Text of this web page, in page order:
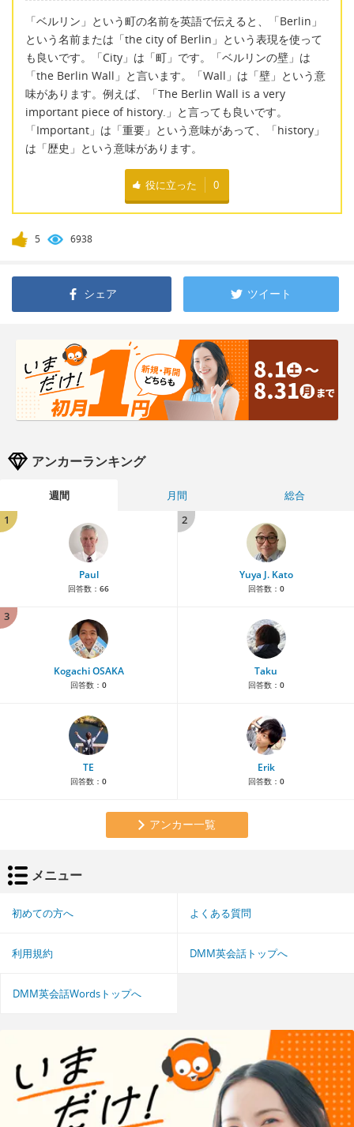
「ベルリン」という町の名前を英語で伝えると、「Berlin」
という名前または「the city of Berlin」という表現を使って
も良いです。「City」は「町」です。「ベルリンの壁」は
「the Berlin Wall」と言います。「Wall」は「壁」という意
味があります。例えば、「The Berlin Wall is a very
important piece of history.」と言っても良いです。
「Important」は「重要」という意味があって、「history」
は「歴史」という意味があります。
役に立った 0
5 6938
シェア ツイート
アンカーランキング
週間 月間
総合
1
Paul
回答数： 66
2
Yuya J. Kato
回答数： 0
3
Kogachi OSAKA
回答数： 0
Taku
回答数： 0
TE
回答数： 0
Erik
回答数： 0
アンカー一覧
メニュー
初めての方へ よくある質問
利用規約 DMM英会話トップへ
DMM英会話Wordsトップへ